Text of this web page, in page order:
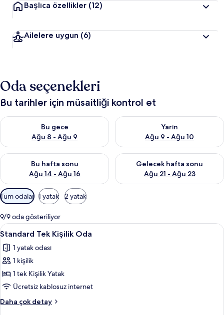
Başlıca özellikler (12)
Ailelere uygun (6)
Oda seçenekleri
Bu tarihler için müsaitliği kontrol et
Bu gece
Ağu 8 - Ağu 9
Bu gece için müsaitliği kontrol et Ağu 8 - Ağu 9
Yarın
Ağu 9 - Ağu 10
Yarın için müsaitliği kontrol
Bu hafta sonu
Ağu 14 - Ağu 16
Bu hafta sonu için müsaitliği kontrol et Ağu 14 - Ağu 16
Gelecek hafta sonu
Ağu 21 - Ağu 23
Önümüzdeki hafta sonu için
Odalar
için
mevcut
filtreler
Tüm odalar 1 yatak 2 yatak
9/9 oda gösteriliyor
Standard
Tek
Kişilik
Oda
için
tüm
fotoğrafları
görün
Standard Tek Kişilik Oda | Masa,
5
Standard Tek Kişilik Oda
1 yatak odası
1 kişilik
1 tek Kişilik Yatak
Ücretsiz kablosuz internet
Daha çok detay
Standard